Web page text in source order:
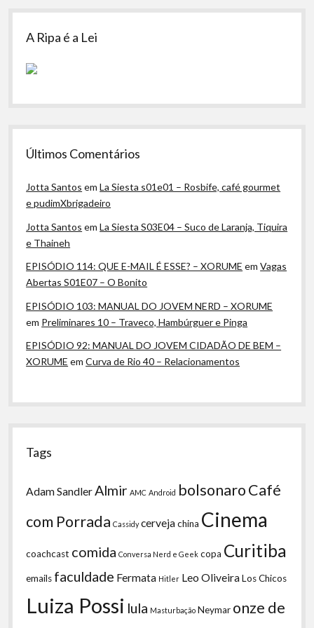
A Ripa é a Lei
Últimos Comentários
Jotta Santos emLa Siesta s01e01 – Rosbife, café gourmet
e pudimXbrigadeiro
Jotta Santos emLa Siesta S03E04 – Suco de Laranja, Tiquira
e Thaineh
EPISÓDIO 114: QUE E-MAIL É ESSE? – XORUME emVagas
Abertas S01E07 – O Bonito
EPISÓDIO 103: MANUAL DO JOVEM NERD – XORUME
em Preliminares 10 – Traveco, Hambúrguer e Pinga
EPISÓDIO 92: MANUAL DO JOVEM CIDADÃO DE BEM –
XORUME emCurva de Rio 40 – Relacionamentos
Tags
Adam Sandler Almir AMC Android bolsonaroCafé
com Porrada Cassidy cervejachina Cinema
coachcast comida Conversa Nerd e Geek copa Curitiba
emails faculdade Fermata Hitler Leo OliveiraLos Chicos
Luiza Possi lula Masturbação Neymar onze de